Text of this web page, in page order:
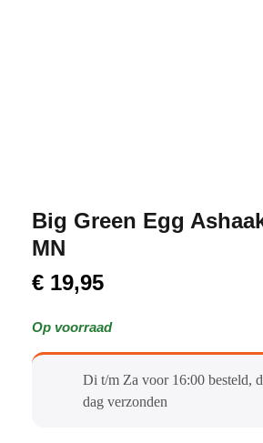
Big Green Egg
MN
€ 19,95
Op voorraad
Di t/m Za voor 16:00 besteld,
dag verzonden​